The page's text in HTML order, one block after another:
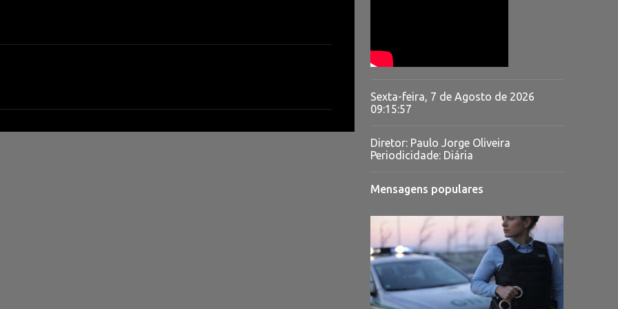
Sexta-feira, 7 de Agosto de 2026
09:15:58
Diretor: Paulo Jorge Oliveira
Periodicidade: Diária
Mensagens populares